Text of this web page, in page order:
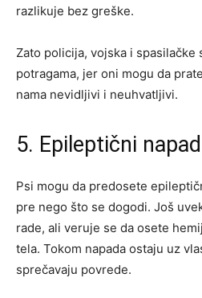
razlikuje bez greške.
Zato policija, vojska i spasilačke
potragama, jer oni mogu da
nama nevidljivi i neuhvatljivi.
5. Epileptični
Psi mogu da predosete
pre nego što se dogodi. Još
rade, ali veruje se da osete
tela. Tokom napada ostaju uz
sprečavaju povrede.